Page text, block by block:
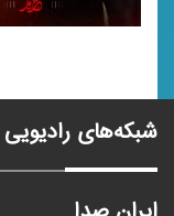
قائد الاعظم
شبکه‌های رادیویی